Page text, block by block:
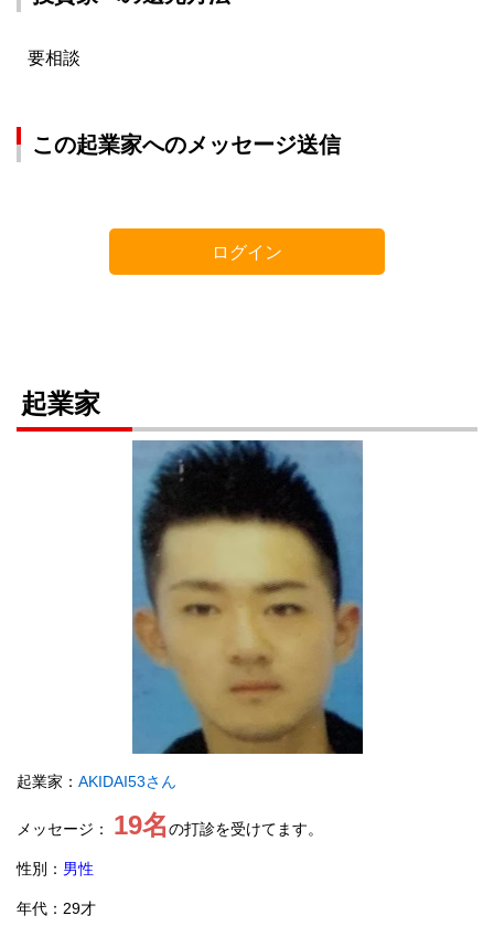
要相談
この起業家へのメッセージ送信
ログイン
起業家
起業家： AKIDAI53さん
メッセージ： 19名 の打診を受けてます。
性別： 男性
年代：29才